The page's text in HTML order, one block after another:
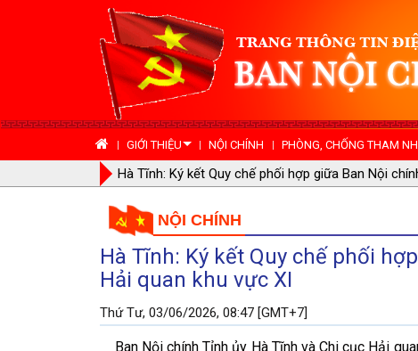
GIỚI THIỆU NỘI CHÍNH PHÒNG, CHỐNG THAM
Nghị định số 184/2026/NĐ-CP, ngày 25/5/2026
chi tiết một số điều và biện pháp thi hành Luật
bổ sung một số điều tại Nghị định số 134/2021/NĐ-
Chính phủ
NỘI CHÍNH
Hà Tĩnh: Ký kết Quy chế phối
Hải quan khu vực XI
Thứ Tư, 03/06/2026, 08:47 [GMT+7]
Ban Nội chính Tỉnh ủy Hà Tĩnh và Chi cục Hải